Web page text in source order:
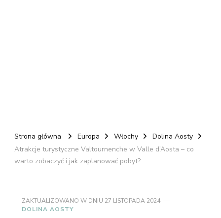
Strona główna Europa Włochy
Dolina Aosty
Atrakcje turystyczne Valtournenche w Valle d’Aosta – co
warto zobaczyć i jak zaplanować pobyt?
ZAKTUALIZOWANO W DNIU 27 LISTOPADA 2024
DOLINA AOSTY